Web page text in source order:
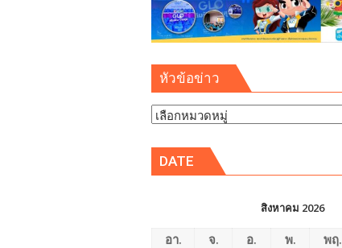
หัวข้อข่าว
หัวข้อ
DATE
สิงหาคม 2026
อา. จ. อ. พ. พฤ.